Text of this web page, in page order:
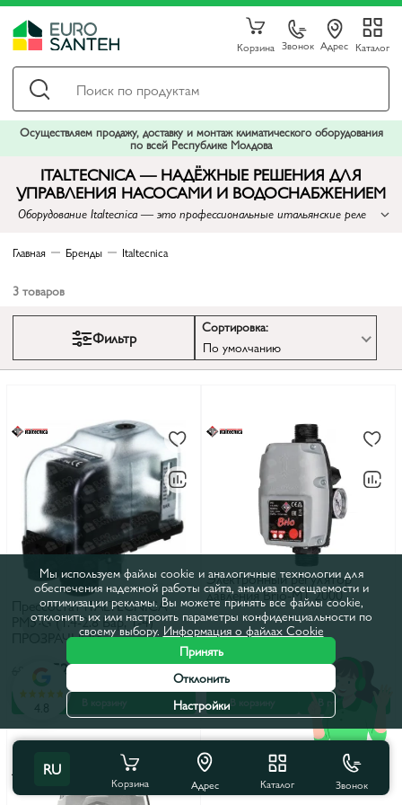
Корзина Звонок Адрес Каталог
Осуществляем продажу, доставку и монтаж климатического оборудования
по всей Республике Молдова
ITALTECNICA — НАДЁЖНЫЕ РЕШЕНИЯ ДЛЯ
УПРАВЛЕНИЯ НАСОСАМИ И ВОДОСНАБЖЕНИЕМ
Оборудование Italtecnica — это профессиональные итальянские реле
для систем водоснабжения частных домов, станций повышения
Главная Бренды Italtecnica
3 товаров
Фильтр
Сортировка:
По умолчанию
Пресcостат iTALTECNICA
PM5-G (1.4-2.8 Бар, 1-4)
ПРОЗРАЧНЫЙ
689 лей 523 лей
Электронный регулятор
давления Brio-MT 2000
1 348 лей
В рассрочку
RU
Корзина Адрес Каталог Звонок
4.8
Мы используем файлы cookie и аналогичные технологии для
обеспечения надежной работы сайта, анализа посещаемости и
оптимизации рекламы. Вы можете принять все файлы cookie,
отклонить их или настроить параметры конфиденциальности по
своему выбору. Информация о файлах Cookie
Принять
Отклонить
Настройки